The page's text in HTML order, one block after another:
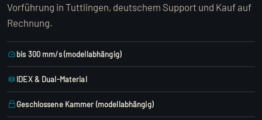
Vorführung in Tuttlingen, deutschem Support und Kauf auf
Rechnung.
bis 300 mm/s (modellabhängig)
IDEX & Dual-Material
Geschlossene Kammer (modellabhängig)